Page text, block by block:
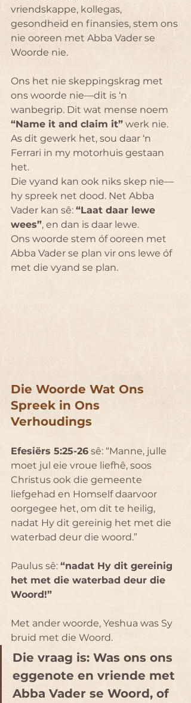
vriendskappe, kollegas,
gesondheid en finansies, stem ons
nie ooreen met Abba Vader se
Woorde nie.
Ons het nie skeppingskrag met
ons woorde nie—dit is ‘n
wanbegrip. Dit wat mense noem
“Name it and claim it” werk nie.
As dit gewerk het, sou daar ‘n
Ferrari in my motorhuis gestaan
het.
Die vyand kan ook niks skep nie—
hy spreek net dood. Net Abba
Vader kan sê: “Laat daar lewe
wees”, en dan is daar lewe.
Ons woorde stem óf ooreen met
Abba Vader se plan vir ons lewe óf
met die vyand se plan.
Die Woorde Wat Ons
Spreek in Ons
Verhoudings
Efesiërs 5:25-26 sê: “Manne, julle
moet jul eie vroue liefhê, soos
Christus ook die gemeente
liefgehad en Homself daarvoor
oorgegee het, om dit te heilig,
nadat Hy dit gereinig het met die
waterbad deur die woord.”
Paulus sê: “nadat Hy dit gereinig
het met die waterbad deur die
Woord!”
Met ander woorde, Yeshua was Sy
bruid met die Woord.
Die vraag is: Was ons ons
eggenote en vriende met
Abba Vader se Woord, of